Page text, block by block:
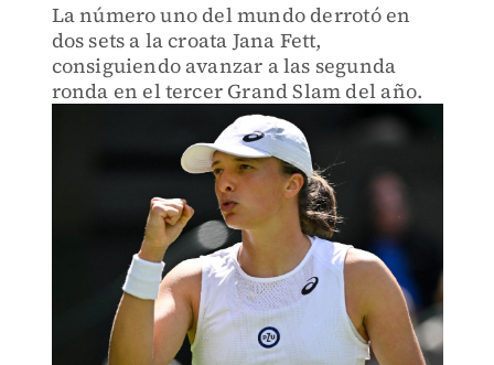
La número uno del mundo derrotó en
dos sets a la croata Jana Fett,
consiguiendo avanzar a las segunda
ronda en el tercer Grand Slam del año.